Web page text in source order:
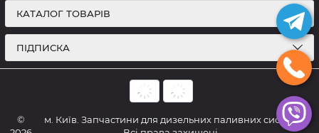
КАТАЛОГ ТОВАРІВ
ПІДПИСКА
©
м. Київ. Запчастини для дизельних паливних систем.